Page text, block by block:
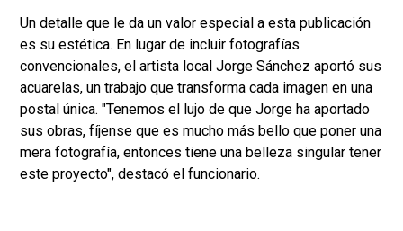
Un detalle que le da un valor especial a esta publicación
es su estética. En lugar de incluir fotografías
convencionales, el artista local Jorge Sánchez aportó sus
acuarelas, un trabajo que transforma cada imagen en una
postal única. "Tenemos el lujo de que Jorge ha aportado
sus obras, fíjense que es mucho más bello que poner una
mera fotografía, entonces tiene una belleza singular tener
este proyecto", destacó el funcionario.